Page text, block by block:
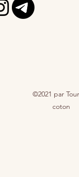
©2021 par
coton